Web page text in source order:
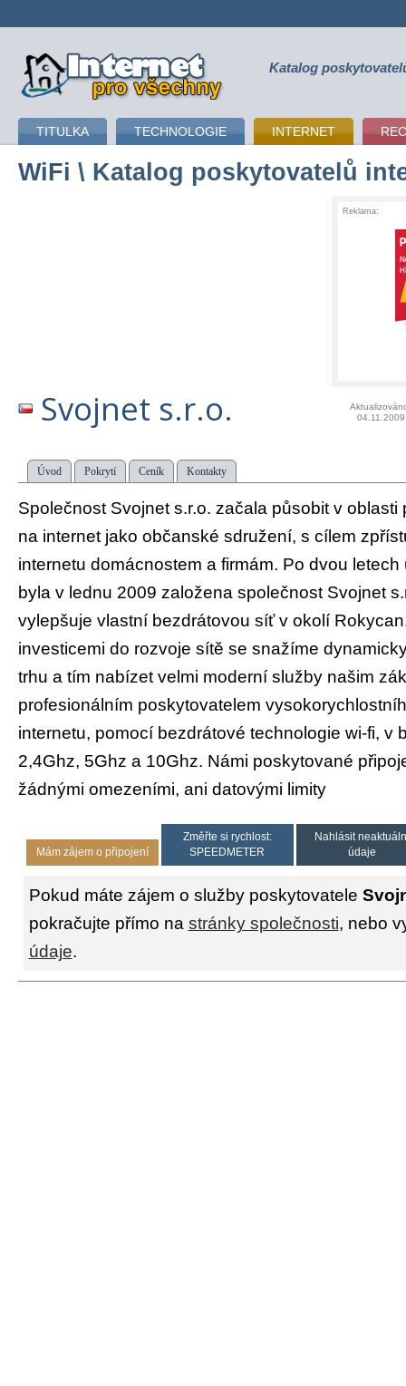
připojení k internetu Katalog
TITULKA TECHNOLOGIE INTERNET
WiFi \ Katalog poskytovatelů
Reklama:
Svojnet s.r.o.
04.11.2009
Úvod Pokrytí Ceník Kontakty
Společnost Svojnet s.r.o. začala působit v
na internet jako občanské sdružení, s cílem
internetu domácnostem a firmám. Po dvou
byla v lednu 2009 založena společnost Svojnet
vylepšuje vlastní bezdrátovou síť v okolí
investicemi do rozvoje sítě se snažíme
trhu a tím nabízet velmi moderní služby našim
profesionálním poskytovatelem
internetu, pomocí bezdrátové technologie wi-fi, v
2,4Ghz, 5Ghz a 10Ghz. Námi poskytované
žádnými omezeními, ani datovými limity
Mám zájem o připojení
Změřte si rychlost:
SPEEDMETER
Nahlásit
údaje
Pokud máte zájem o služby poskytovatele
pokračujte přímo na stránky společnosti, nebo
údaje.